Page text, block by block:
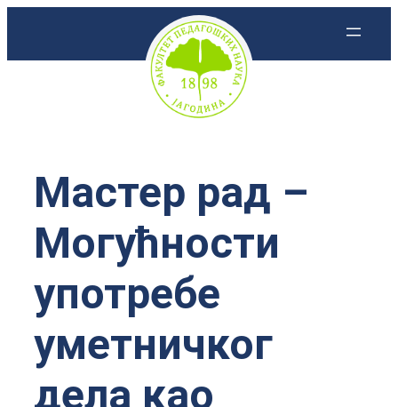
Мастер рад –
Могућности
употребе
уметничког
дела као